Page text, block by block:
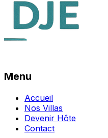
Menu
Accueil
Nos Villas
Devenir Hôte
Contact